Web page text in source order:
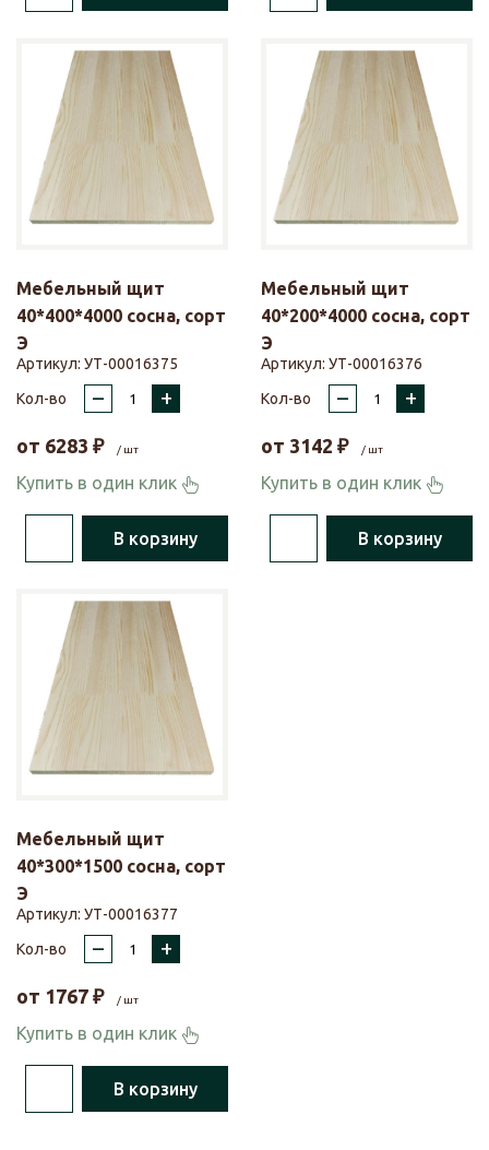
Мебельный щит
40*400*4000 сосна, сорт
Э
Артикул: УТ-00016375
Кол-во
– +
от 6283 ₽ / шт
Купить в один клик
В корзину
Мебельный щит
40*200*4000 сосна, сорт
Э
Артикул: УТ-00016376
Кол-во
– +
от 3142 ₽ / шт
Купить в один клик
В корзину
Мебельный щит
40*300*1500 сосна, сорт
Э
Артикул: УТ-00016377
Кол-во
– +
от 1767 ₽ / шт
Купить в один клик
В корзину